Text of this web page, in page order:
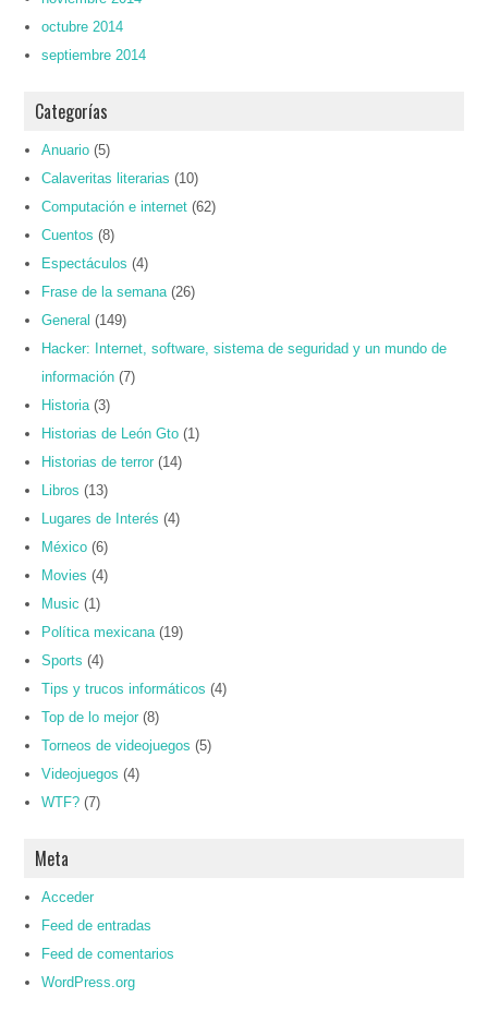
octubre 2014
septiembre 2014
Categorías
Anuario (5)
Calaveritas literarias (10)
Computación e internet (62)
Cuentos (8)
Espectáculos (4)
Frase de la semana (26)
General (149)
Hacker: Internet, software, sistema de seguridad y un mundo de
información (7)
Historia (3)
Historias de León Gto (1)
Historias de terror (14)
Libros (13)
Lugares de Interés (4)
México (6)
Movies (4)
Music (1)
Política mexicana (19)
Sports (4)
Tips y trucos informáticos (4)
Top de lo mejor (8)
Torneos de videojuegos (5)
Videojuegos (4)
WTF? (7)
Meta
Acceder
Feed de entradas
Feed de comentarios
WordPress.org